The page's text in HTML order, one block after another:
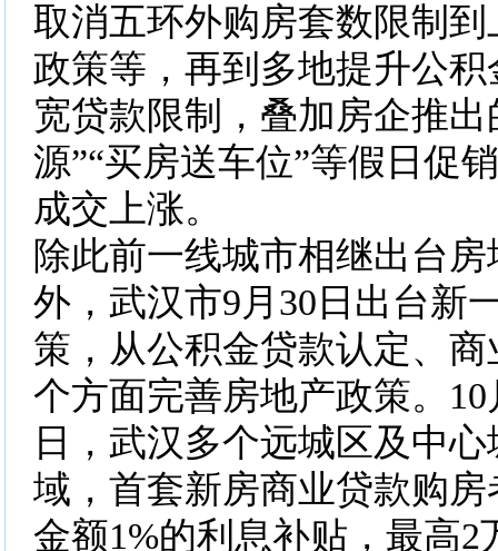
取消五环外购房套数限制
政策等，再到多地提升公
宽贷款限制，叠加房企推出
源”“买房送车位”等假日促
成交上涨。
除此前一线城市相继出台
外，武汉市9月30日出台新
策，从公积金贷款认定、
个方面完善房地产政策。10
日，武汉多个远城区及中
域，首套新房商业贷款购
金额1%的利息补贴，最高2